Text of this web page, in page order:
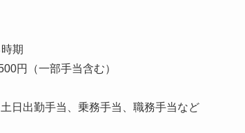
期
一部手当含む）
勤手当、乗務手当、職務手当など